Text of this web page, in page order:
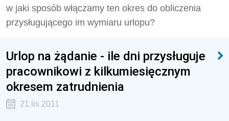
w jaki sposób włączamy ten okres do obliczenia
przysługującego im wymiaru urlopu?
Urlop na żądanie - ile dni przysługuje
pracownikowi z kilkumiesięcznym
okresem zatrudnienia
21 lis 2011